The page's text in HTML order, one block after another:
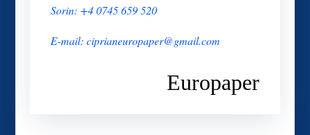
Sorin: +4 0745 659 520
E-mail: ciprianeuropaper@gmail.com
Europaper